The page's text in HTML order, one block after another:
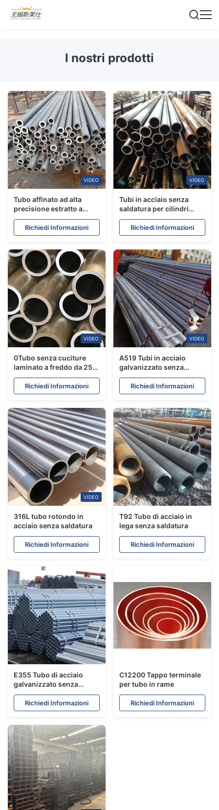
I nostri prodotti
VIDEO
Tubo affinato ad alta
precisione estratto a
freddo
Richiedi Informazioni
VIDEO
Tubi in acciaio senza
saldatura per cilindri
ST52
Richiedi Informazioni
VIDEO
0Tubo senza cuciture
laminato a freddo da 25
pollici
Richiedi Informazioni
VIDEO
A519 Tubi in acciaio
galvanizzato senza
cuciture
Richiedi Informazioni
VIDEO
316L tubo rotondo in
acciaio senza saldatura
Richiedi Informazioni
T92 Tubo di acciaio in
lega senza saldatura
Richiedi Informazioni
E355 Tubo di acciaio
galvanizzato senza
cuciture
Richiedi Informazioni
C12200 Tappo terminale
per tubo in rame
Richiedi Informazioni